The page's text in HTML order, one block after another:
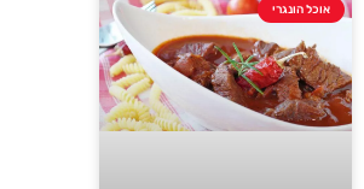
אוכל הונגרי